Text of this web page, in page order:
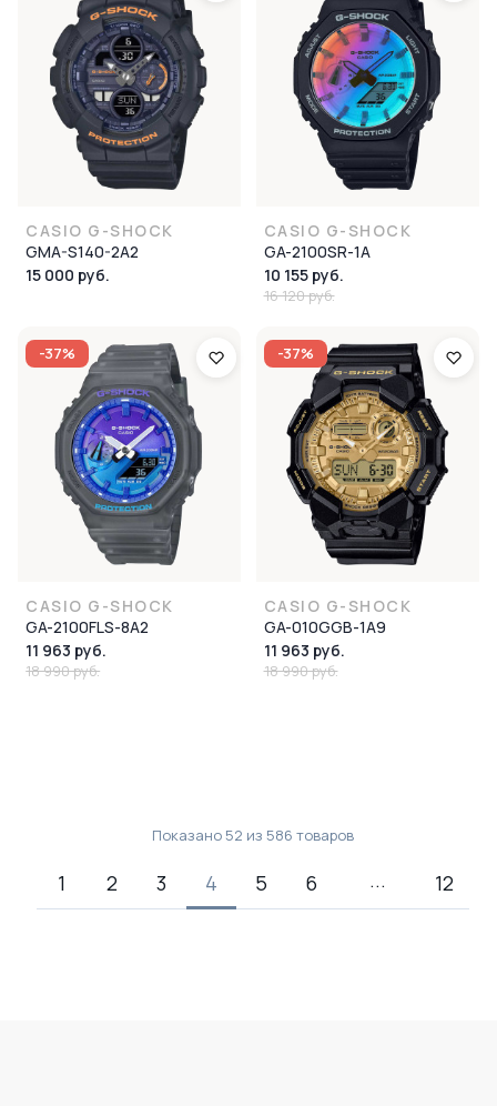
CASIO G-SHOCK
GMA-S140-2A2
15 000 руб.
CASIO G-SHOCK
GA-2100SR-1A
10 155 руб.
16 120 руб.
-37%
CASIO G-SHOCK
GA-2100FLS-8A2
11 963 руб.
18 990 руб.
-37%
CASIO G-SHOCK
GA-010GGB-1A9
11 963 руб.
18 990 руб.
Показано 52 из 586 товаров
1 2 3 4 5 6 12